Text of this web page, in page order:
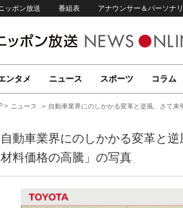
ッポン放送 番組表 アナウンサー＆パーソナ
ンタメ ニュース スポーツ コラム
ニュース 自動車業界にのしかかる変革と逆風、さて
自動車業界にのしかかる変革と
料価格の高騰」の写真